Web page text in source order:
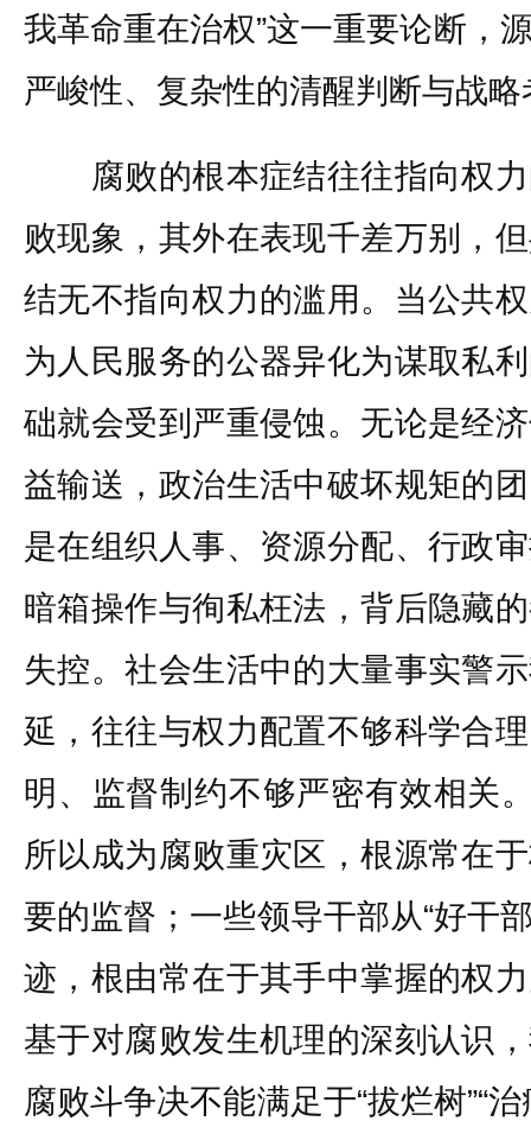
我革命重在治权”这一重要论断，
严峻性、复杂性的清醒判断与战略
腐败的根本症结往往指向权力
败现象，其外在表现千差万别，
结无不指向权力的滥用。当公共
为人民服务的公器异化为谋取私
础就会受到严重侵蚀。无论是经
益输送，政治生活中破坏规矩的
是在组织人事、资源分配、行政
暗箱操作与徇私枉法，背后隐藏
失控。社会生活中的大量事实警
延，往往与权力配置不够科学合
明、监督制约不够严密有效相关
所以成为腐败重灾区，根源常在
要的监督；一些领导干部从“好干
迹，根由常在于其手中掌握的权
基于对腐败发生机理的深刻认识
腐败斗争决不能满足于“拔烂树”“